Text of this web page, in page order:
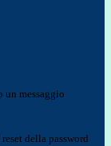
un messaggio
della password